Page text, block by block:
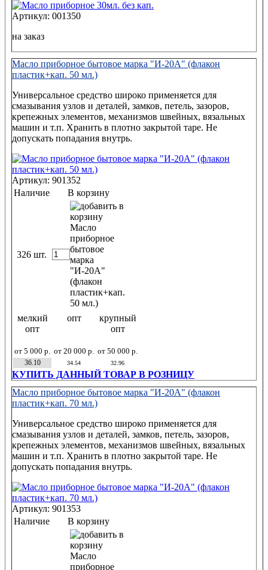
Артикул: 001350
на заказ
Масло приборное бытовое марка "И-20А" (флакон
пластик+кап. 50 мл.)
Универсальное средство широко применяется для
смазывания узлов и деталей, замков, петель, зазоров,
крепежных элементов, механизмов швейных, вязальных
машин и т.п. Хранить в плотно закрытой таре. Не
допускать попадания внутрь.
Артикул: 901352
Наличие
В корзину
326 шт.
мелкий
опт
от 5 000 р.
опт
от 20 000 р.
крупный
опт
от 50 000 р.
36.10
34.54 32.96
КУПИТЬ ДАННЫЙ ТОВАР В РОЗНИЦУ
Масло приборное бытовое марка "И-20А" (флакон
пластик+кап. 70 мл.)
Универсальное средство широко применяется для
смазывания узлов и деталей, замков, петель, зазоров,
крепежных элементов, механизмов швейных, вязальных
машин и т.п. Хранить в плотно закрытой таре. Не
допускать попадания внутрь.
Артикул: 901353
Наличие
В корзину